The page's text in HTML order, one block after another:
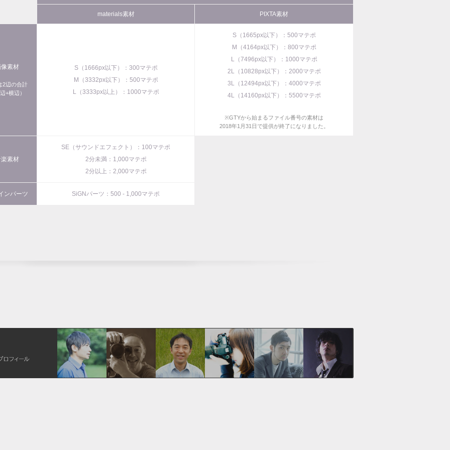
materials素材 PIXTA素材
像素材
2辺の合計
辺+横辺）
S（1666px以下）：300マテポ
M（3332px以下）：500マテポ
L（3333px以上）：1000マテポ
S（1665px以下）：500マテポ
M（4164px以下）：800マテポ
L（7496px以下）：1000マテポ
2L（10828px以下）：2000マテポ
3L（12494px以下）：4000マテポ
4L（14160px以下）：5500マテポ
※GTYから始まるファイル番号の素材は
2018年1月31日で提供が終了になりました。
素材
SE（サウンドエフェクト）：100マテポ
2分未満：1,000マテポ
2分以上：2,000マテポ
ンパーツ SiGNパーツ：500 - 1,000マテポ